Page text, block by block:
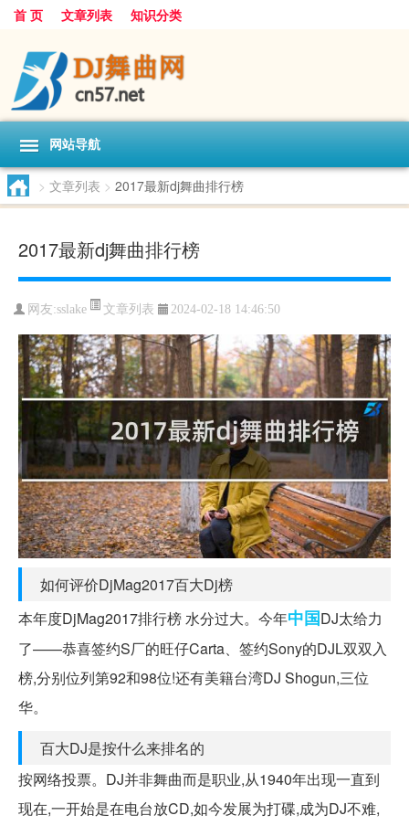
首 页 文章列表 知识分类
网站导航
> 文章列表 > 2017最新dj舞曲排行榜
2017最新dj舞曲排行榜
网友:sslake 文章列表 2024-02-18 14:46:50
如何评价DjMag2017百大Dj榜
本年度DjMag2017排行榜 水分过大。今年中国DJ太给力
了——恭喜签约S厂的旺仔Carta、签约Sony的DJL双双入
榜,分别位列第92和98位!还有美籍台湾DJ Shogun,三位
华。
百大DJ是按什么来排名的
按网络投票。DJ并非舞曲而是职业,从1940年出现一直到
现在,一开始是在电台放CD,如今发展为打碟,成为DJ不难,